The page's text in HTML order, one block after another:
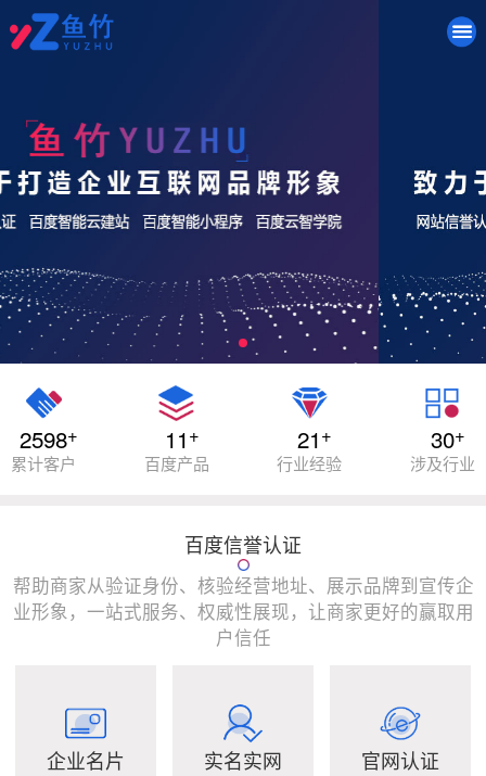
2598+
累计客户
11+
百度产品
21+
行业经验
30+
涉及行业
百度信誉认证
帮助商家从验证身份、核验经营地址、展示品牌到宣传企
业形象，一站式服务、权威性展现，让商家更好的赢取用
户信任
企业名片 实名实网 官网认证